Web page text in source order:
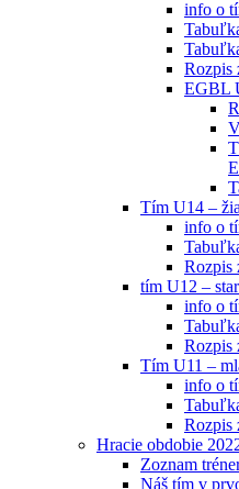
info o
Rozpis
EGBL
Tím U14 –
info o
Rozpis
tím U12 –
info o
Rozpis
Tím U11 –
info o
Rozpis
Hracie obdobie
Zoznam
Náš tím v